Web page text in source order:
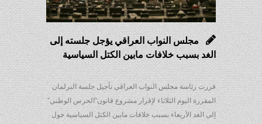
مجلس النواب العراقي يؤجل جلسته إلى
الغد بسبب خلافات مابين الكتل السياسية
قررت رئاسة مجلس النواب العراقي تأجيل جلسة البرلمان
المقررة اليوم الثلاثاء لإقرار مشروع قانون”الحرس الوطني”
إلى الغد الأربعاء بسبب خلافات مابين الكتل السياسية حول